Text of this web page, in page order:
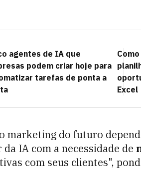
agentes de IA que
podem criar hoje para
tarefas de ponta a
Excel
marketing do futuro
IA com a necessidade de
com seus clientes",